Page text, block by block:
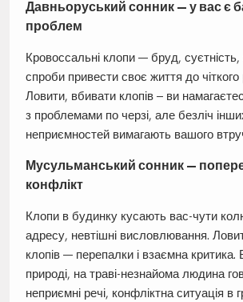
Давньоруський сонник — у вас є
проблем
Кровоссальні клопи — бруд, суєтність,
спроби привести своє життя до чіткого
Ловити, вбивати клопів – ви
з проблемами по черзі, але безліч
неприємностей вимагають вашого
Мусульманський сонник —
конфлікт
Клопи в будинку кусають вас-чути
адресу, невтішні висловлювання.
клопів — перепалки і взаємна критика.
природі, на траві-незнайома людина
неприємні речі, конфліктна ситуація в